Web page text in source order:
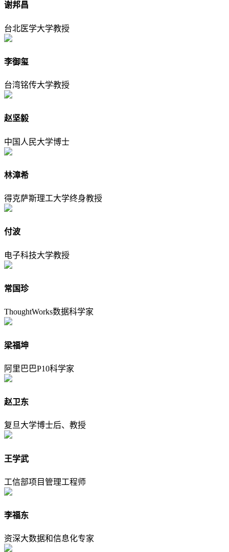
谢邦昌
台北医学大学教授
李御玺
台湾铭传大学教授
赵坚毅
中国人民大学博士
林漳希
得克萨斯理工大学终身教授
付波
电子科技大学教授
常国珍
ThoughtWorks数据科学家
梁福坤
阿里巴巴P10科学家
赵卫东
复旦大学博士后、教授
王学武
工信部项目管理工程师
李福东
资深大数据和信息化专家